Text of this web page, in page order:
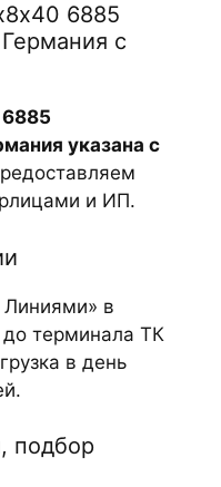
6885
с
указана с
и ИП.
в
терминала ТК
в день
подбор